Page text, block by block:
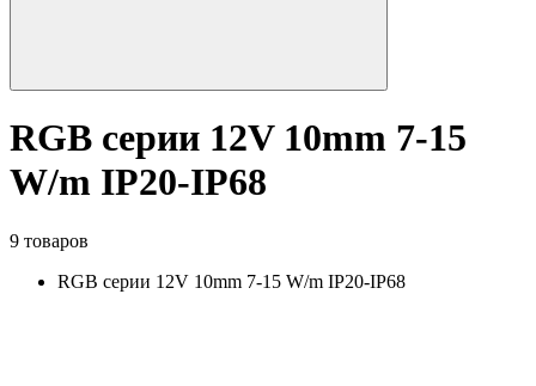
RGB серии 12V 10mm 7-15
W/m IP20-IP68
9 товаров
RGB серии 12V 10mm 7-15 W/m IP20-IP68